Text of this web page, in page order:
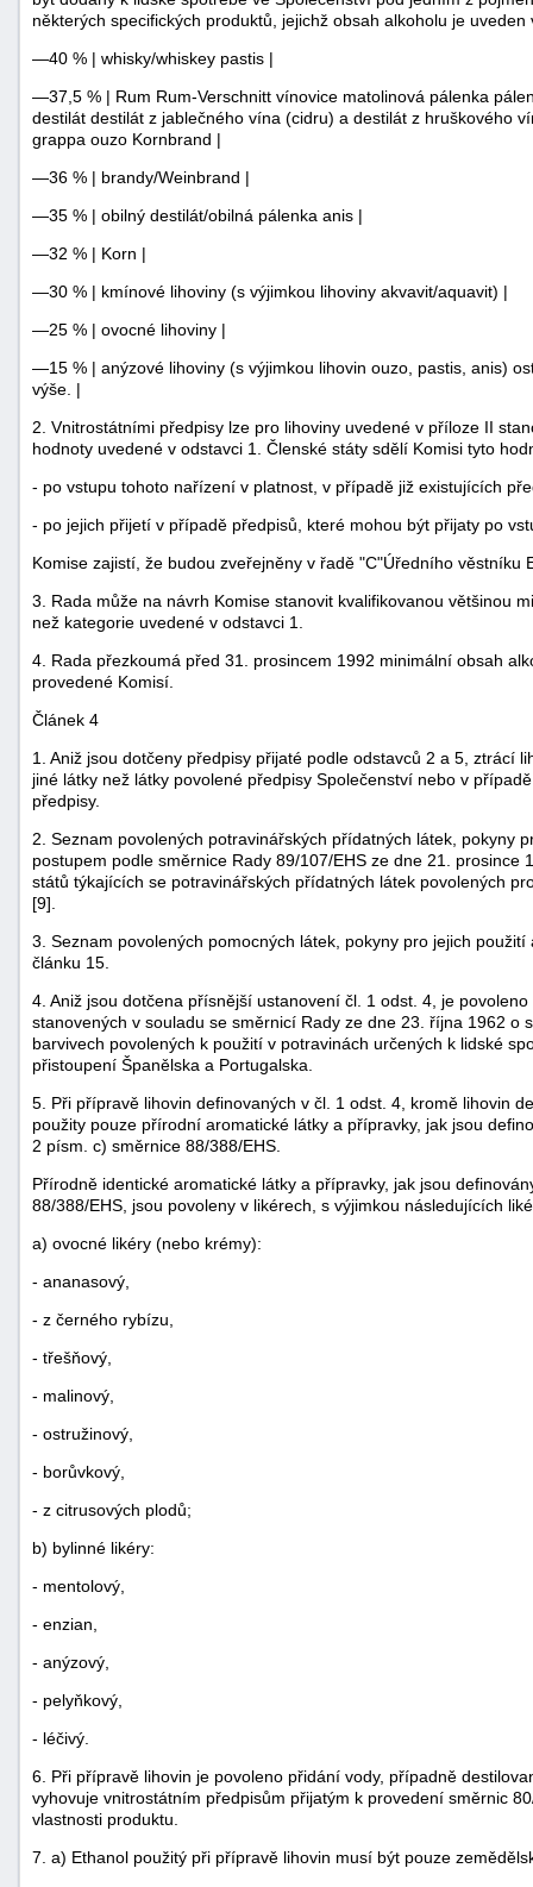
některých specifických produktů, jejichž obsah alkoholu je
—40 % | whisky/whiskey pastis |
—37,5 % | Rum Rum-Verschnitt vínovice matolinová pálenka
destilát destilát z jablečného vína (cidru) a destilát z hruškového
grappa ouzo Kornbrand |
—36 % | brandy/Weinbrand |
—35 % | obilný destilát/obilná pálenka anis |
—32 % | Korn |
—30 % | kmínové lihoviny (s výjimkou lihoviny akvavit/aquavit) |
—25 % | ovocné lihoviny |
—15 % | anýzové lihoviny (s výjimkou lihovin ouzo, pastis, anis)
výše. |
2. Vnitrostátními předpisy lze pro lihoviny uvedené v příloze II
hodnoty uvedené v odstavci 1. Členské státy sdělí Komisi tyto
- po vstupu tohoto nařízení v platnost, v případě již existujících
- po jejich přijetí v případě předpisů, které mohou být přijaty po
Komise zajistí, že budou zveřejněny v řadě "C"Úředního věstníku
3. Rada může na návrh Komise stanovit kvalifikovanou většinou
než kategorie uvedené v odstavci 1.
4. Rada přezkoumá před 31. prosincem 1992 minimální obsah
provedené Komisí.
Článek 4
1. Aniž jsou dotčeny předpisy přijaté podle odstavců 2 a 5, ztrácí
jiné látky než látky povolené předpisy Společenství nebo v
předpisy.
2. Seznam povolených potravinářských přídatných látek, pokyny
postupem podle směrnice Rady 89/107/EHS ze dne 21.
států týkajících se potravinářských přídatných látek povolených
[9].
3. Seznam povolených pomocných látek, pokyny pro jejich
článku 15.
4. Aniž jsou dotčena přísnější ustanovení čl. 1 odst. 4, je
stanovených v souladu se směrnicí Rady ze dne 23. října 1962 o
barvivech povolených k použití v potravinách určených k lidské
přistoupení Španělska a Portugalska.
5. Při přípravě lihovin definovaných v čl. 1 odst. 4, kromě lihovin
použity pouze přírodní aromatické látky a přípravky, jak jsou
2 písm. c) směrnice 88/388/EHS.
Přírodně identické aromatické látky a přípravky, jak jsou
88/388/EHS, jsou povoleny v likérech, s výjimkou následujících
a) ovocné likéry (nebo krémy):
- ananasový,
- z černého rybízu,
- třešňový,
- malinový,
- ostružinový,
- borůvkový,
- z citrusových plodů;
b) bylinné likéry:
- mentolový,
- enzian,
- anýzový,
- pelyňkový,
- léčivý.
6. Při přípravě lihovin je povoleno přidání vody, případně
vyhovuje vnitrostátním předpisům přijatým k provedení směrnic
vlastnosti produktu.
7. a) Ethanol použitý při přípravě lihovin musí být pouze